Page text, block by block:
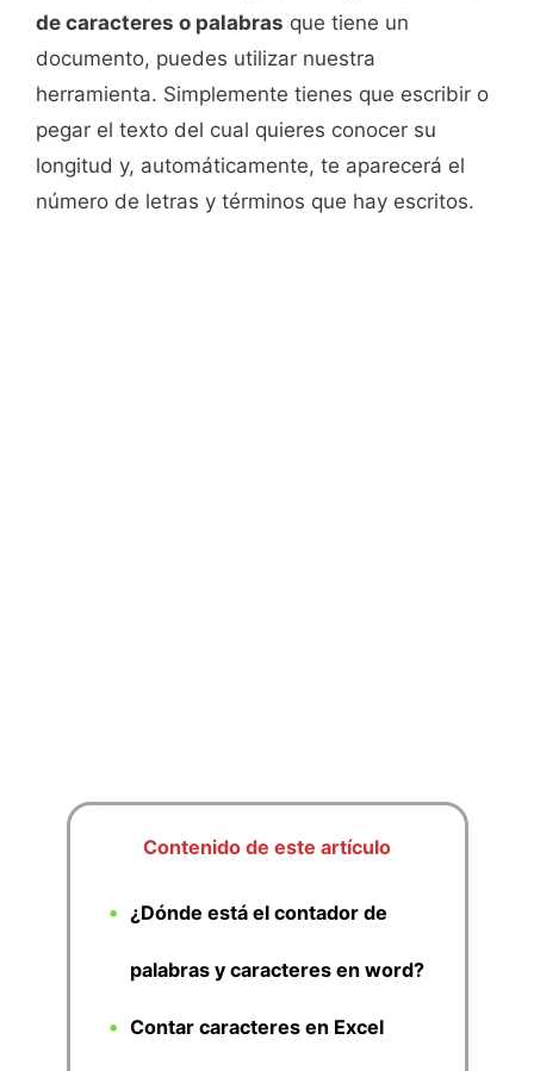
de caracteres o palabras que tiene un
documento, puedes utilizar nuestra
herramienta. Simplemente tienes que escribir o
pegar el texto del cual quieres conocer su
longitud y, automáticamente, te aparecerá el
número de letras y términos que hay escritos.
Contenido de este artículo
¿Dónde está el contador de
palabras y caracteres en word?
Contar caracteres en Excel